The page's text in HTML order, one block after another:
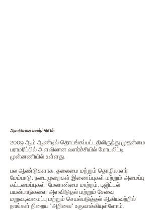
அளவிலான வளர்ச்சியில்
2009 ஆம் ஆண்டில் தொடங்கப்பட்டதிலிருந்து முதன்மை
பராமரிப்பில் அளவிலான வளர்ச்சியில் மோடலிட்டி
முன்னணியில் உள்ளது.
பல ஆண்டுகளாக, தலைமை மற்றும் தொழிலாளர்
மேம்பாடு, நடைமுறைகள் இணைப்புகள் மற்றும் அமைப்பு
கட்டமைப்புகள், மேலாண்மை மாற்றம், டிஜிட்டல்
பயன்பாடுகளை அளவிடுதல் மற்றும் சேவை
மறுவடிவமைப்பு மற்றும் செயல்படுத்தல் ஆகியவற்றில்
நாங்கள் நிறைய "அறிவை" உருவாக்கியுள்ளோம்.